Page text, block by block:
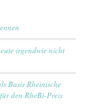
irgendwie nicht
Basis Rheinische
den RheBi-Preis